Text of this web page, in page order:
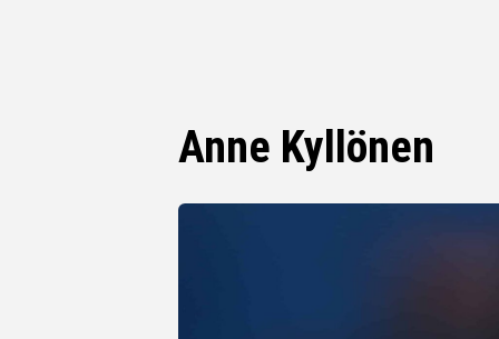
Anne Kyllönen